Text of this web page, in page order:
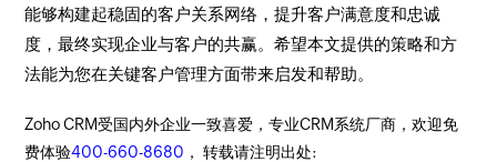
能够构建起稳固的客户关系网络，提升客户满意度和忠诚
度，最终实现企业与客户的共赢。希望本文提供的策略和方
法能为您在关键客户管理方面带来启发和帮助。
Zoho CRM受国内外企业一致喜爱，专业CRM系统厂商，欢迎免
费体验400-660-8680 ， 转载请注明出处: